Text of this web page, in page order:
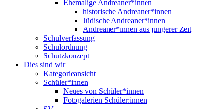
Ehemalige Andreaner*innen
historische Andreaner*innen
Jüdische Andreaner*innen
Andreaner*innen aus jüngerer Zeit
Schulverfassung
Schulordnung
Schutzkonzept
Dies sind wir
Kategorieansicht
Schüler*innen
Neues von Schüler*innen
Fotogalerien Schüler:innen